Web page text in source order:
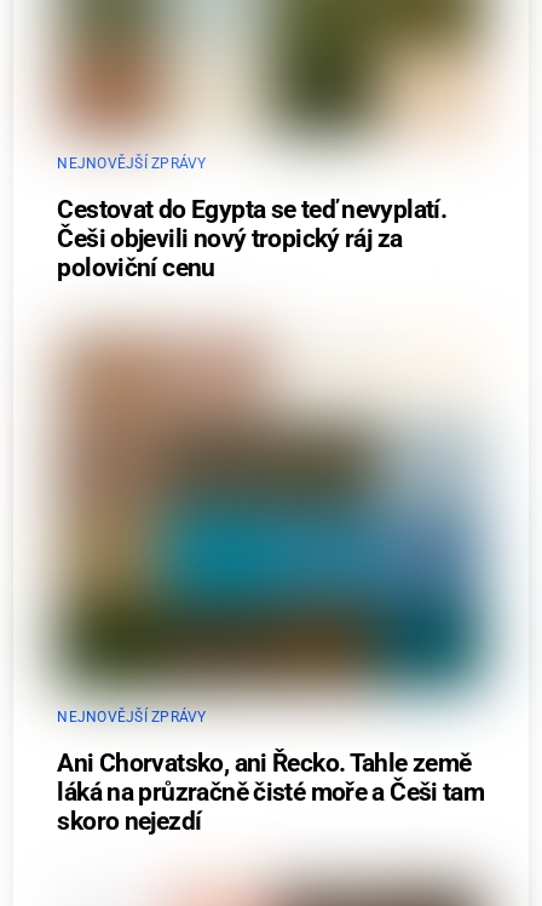
NEJNOVĚJŠÍ ZPRÁVY
Cestovat do Egypta se teď nevyplatí.
Češi objevili nový tropický ráj za
poloviční cenu
NEJNOVĚJŠÍ ZPRÁVY
Ani Chorvatsko, ani Řecko. Tahle země
láká na průzračně čisté moře a Češi tam
skoro nejezdí